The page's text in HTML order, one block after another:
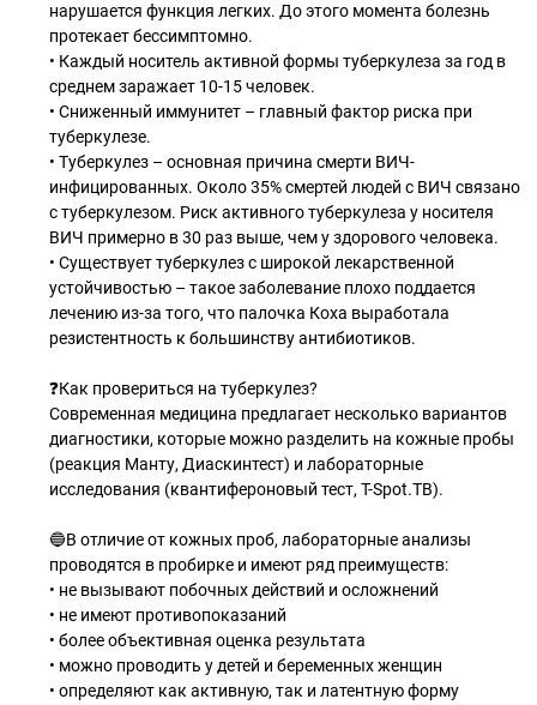
нарушается функция легких. До этого момента болезнь
протекает бессимптомно.
• Каждый носитель активной формы туберкулеза за год в
среднем заражает 10-15 человек.
• Сниженный иммунитет – главный фактор риска при
туберкулезе.
• Туберкулез – основная причина смерти ВИЧ-
инфицированных. Около 35% смертей людей с ВИЧ связано
с туберкулезом. Риск активного туберкулеза у носителя
ВИЧ примерно в 30 раз выше, чем у здорового человека.
• Существует туберкулез с широкой лекарственной
устойчивостью – такое заболевание плохо поддается
лечению из-за того, что палочка Коха выработала
резистентность к большинству антибиотиков.
❓Как провериться на туберкулез?
Современная медицина предлагает несколько вариантов
диагностики, которые можно разделить на кожные пробы
(реакция Манту, Диаскинтест) и лабораторные
исследования (квантифероновый тест, T-Spot.TB).
🔵В отличие от кожных проб, лабораторные анализы
проводятся в пробирке и имеют ряд преимуществ:
• не вызывают побочных действий и осложнений
• не имеют противопоказаний
• более объективная оценка результата
• можно проводить у детей и беременных женщин
• определяют как активную, так и латентную форму